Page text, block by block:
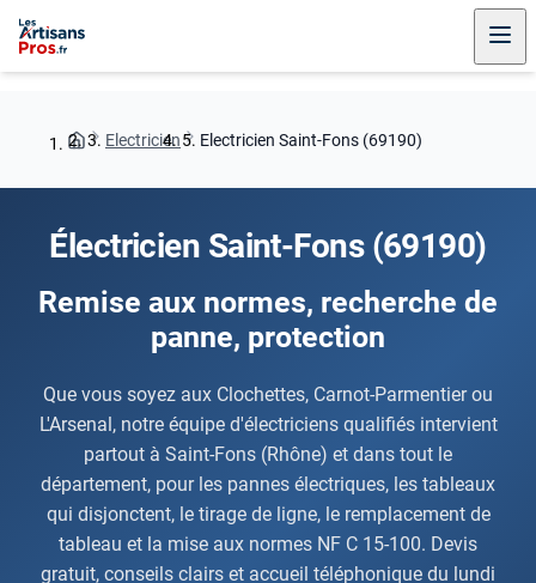
Electricien Electricien Saint-Fons (69190)
Électricien Saint-Fons (69190)
Remise aux normes, recherche de
panne, protection
Que vous soyez aux Clochettes, Carnot-Parmentier ou
L'Arsenal, notre équipe d'électriciens qualifiés intervient
partout à Saint-Fons (Rhône) et dans tout le
département, pour les pannes électriques, les tableaux
qui disjonctent, le tirage de ligne, le remplacement de
tableau et la mise aux normes NF C 15-100. Devis
gratuit, conseils clairs et accueil téléphonique du lundi